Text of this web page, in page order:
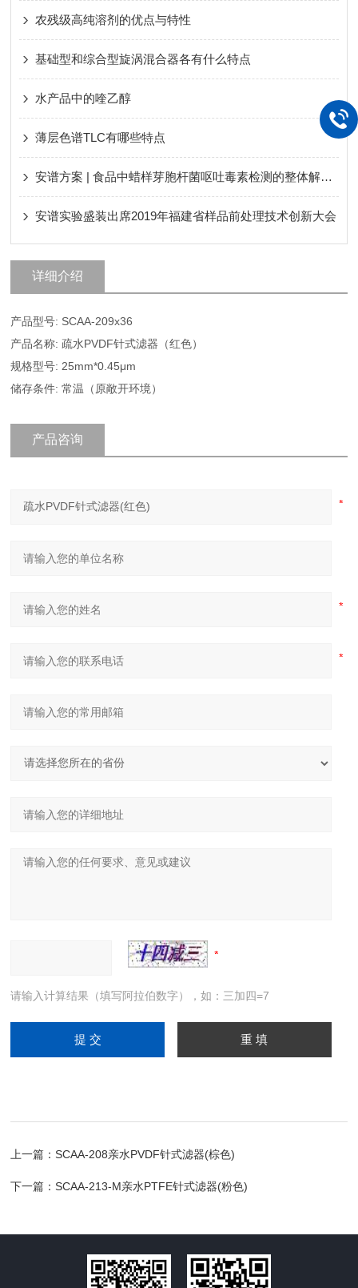
农残级高纯溶剂的优点与特性
基础型和综合型旋涡混合器各有什么特点
水产品中的喹乙醇
薄层色谱TLC有哪些特点
安谱方案 | 食品中蜡样芽胞杆菌呕吐毒素检测的整体解决方案（一）
安谱实验盛装出席2019年福建省样品前处理技术创新大会
详细介绍
产品型号: SCAA-209x36
产品名称: 疏水PVDF针式滤器（红色）
规格型号: 25mm*0.45μm
储存条件: 常温（原敞开环境）
产品咨询
请输入计算结果（填写阿拉伯数字），如：三加四=7
上一篇：SCAA-208亲水PVDF针式滤器(棕色)
下一篇：SCAA-213-M亲水PTFE针式滤器(粉色)